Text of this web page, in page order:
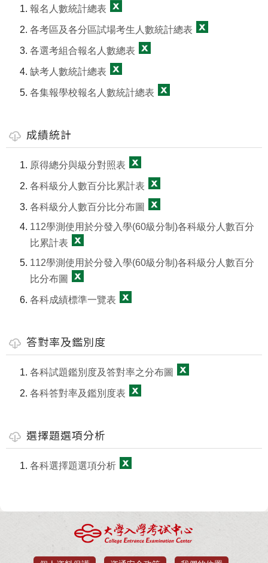
報名人數統計總表
各考區及各分區試場考生人數統計總表
各選考組合報名人數總表
缺考人數統計總表
各集報學校報名人數統計總表
成績統計
原得總分與級分對照表
各科級分人數百分比累計表
各科級分人數百分比分布圖
112學測使用於分發入學(60級分制)各科級分人數百分
比累計表
112學測使用於分發入學(60級分制)各科級分人數百分
比分布圖
各科成績標準一覽表
答對率及鑑別度
各科試題鑑別度及答對率之分布圖
各科答對率及鑑別度表
選擇題選項分析
各科選擇題選項分析